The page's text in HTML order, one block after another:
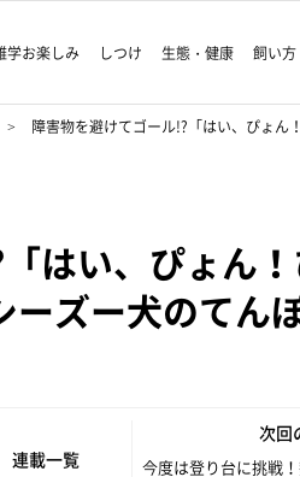
学お楽しみ しつけ 生態・健康 飼い方
障害物を避けてゴール!?「はい、ぴょ
はい、ぴょん
ズー犬のてん
連載一覧
次回
今度は登り台に挑戦